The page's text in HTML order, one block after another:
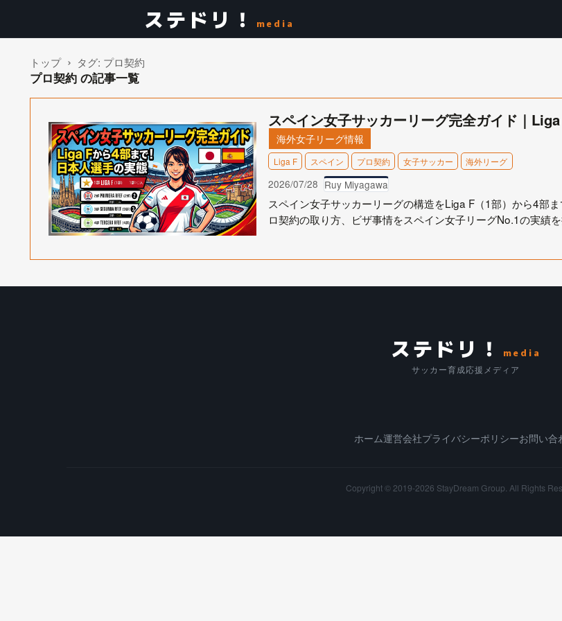
ステドリ！ media
トップ タグ: プロ契約
プロ契約 の記事一覧
スペイン女子サッカーリーグ完全ガイド｜
海外女子リーグ情報
Liga F スペイン プロ契約 女子サッカー 海外リーグ
2026/07/28 Ruy Miyagawa
スペイン女子サッカーリーグの構造をLiga F（1部）から4部
ロ契約の取り方、ビザ事情をスペイン女子リーグNo.1の実績
ステドリ！ media
サッカー育成応援メディア
ホーム運営会社プライバシーポリシーお問い合
Copyright © 2019-2026 StayDream Group. All Rights